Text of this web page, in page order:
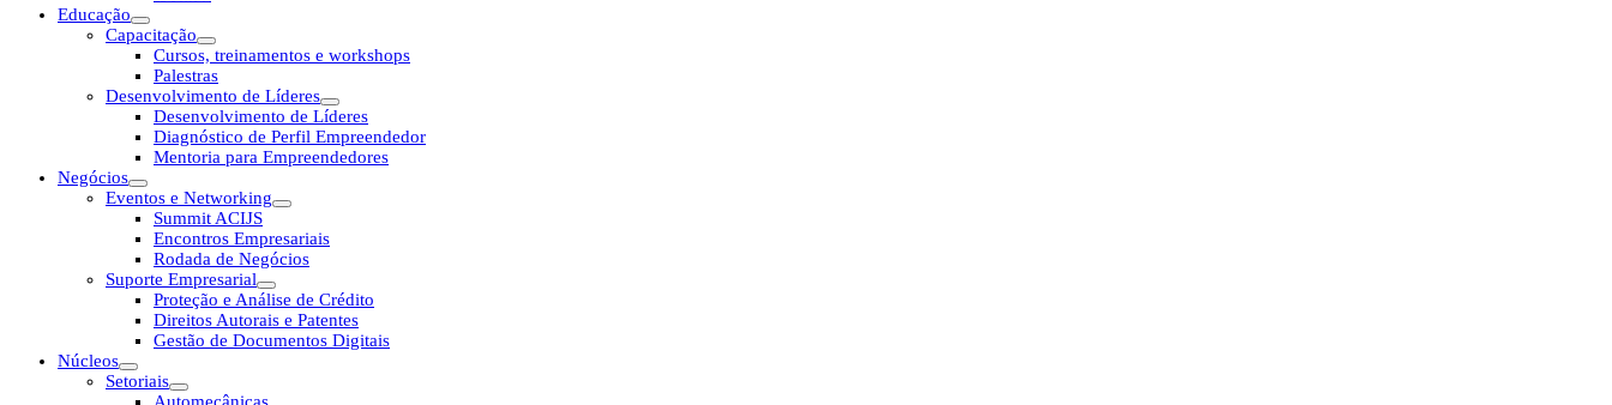
Educação
Capacitação
Cursos, treinamentos e workshops
Palestras
Desenvolvimento de Líderes
Desenvolvimento de Líderes
Diagnóstico de Perfil Empreendedor
Mentoria para Empreendedores
Negócios
Eventos e Networking
Summit ACIJS
Encontros Empresariais
Rodada de Negócios
Suporte Empresarial
Proteção e Análise de Crédito
Direitos Autorais e Patentes
Gestão de Documentos Digitais
Núcleos
Setoriais